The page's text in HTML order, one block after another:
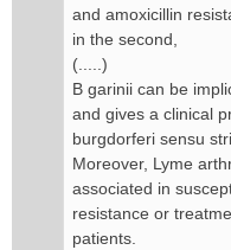
and amoxicillin
in the second,
(.....)
B garinii can be
and gives a clinical
burgdorferi sensu
Moreover, Lyme
associated in
resistance or
patients.